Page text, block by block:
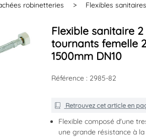
robinetteries > Flexibles sanitaires
Flexible sanitaire 2 écrous
tournants femelle
1500mm DN10
Référence : 2985-82
Retrouvez cet article en
Flexible composé d'une
une grande résistance à la